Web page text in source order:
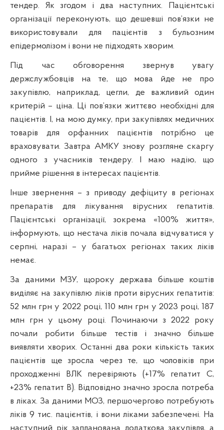
тендер. Як згодом і два наступних. Пацієнтські
організації переконують, що дешевші пов’язки не
використовували для пацієнтів з бульозним
епідермолізом і вони не підходять хворим.
Під час обговорення звернув увагу
держслужбовців на те, що мова йде не про
закупівлю, наприклад, цегли, де важливий один
критерій – ціна. Ці пов’язки життєво необхідні для
пацієнтів. І, на мою думку, при закупівлях медичних
товарів для орфанних пацієнтів потрібно це
враховувати. Завтра АМКУ знову розгляне скаргу
одного з учасників тендеру. І маю надію, що
прийме рішення в інтересах пацієнтів.
Інше звернення – з приводу дефіциту в регіонах
препаратів для лікування вірусних гепатитів.
Пацієнтські організації, зокрема «100% життя»,
інформують, що нестача ліків почала відчуватися у
серпні, наразі – у багатьох регіонах таких ліків
немає.
За даними МЗУ, щороку держава більше коштів
виділяє на закупівлю ліків проти вірусних гепатитів:
52 млн грн у 2022 році, 110 млн грн у 2023 році, 187
млн грн у цьому році. Починаючи з 2022 року
почали робити більше тестів і значно більше
виявляти хворих. Останні два роки кількість таких
пацієнтів ще зросла через те, що чоловіків при
проходженні ВЛК перевіряють (+17% гепатит С,
+23% гепатит В). Відповідно значно зросла потреба
в ліках. За даними МОЗ, першочергово потребують
ліків 9 тис. пацієнтів, і вони ліками забезпечені. На
наступний рік запланована додаткова закупівля, а